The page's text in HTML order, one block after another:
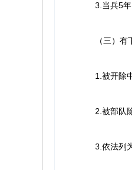
3.当兵5年以
（三）有下
1.被开除中
2.被部队除
3.依法列为